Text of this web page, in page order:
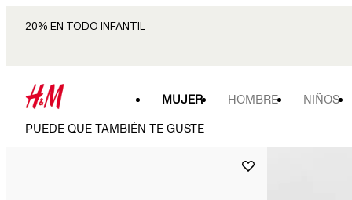
20% EN TODO INFANTIL
MUJER HOMBRE NIÑOS
PUEDE QUE TAMBIÉN TE GUSTE